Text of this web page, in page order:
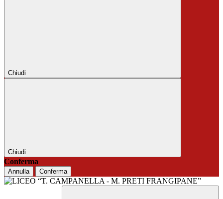
Chiudi
Chiudi
Conferma
Annulla Conferma